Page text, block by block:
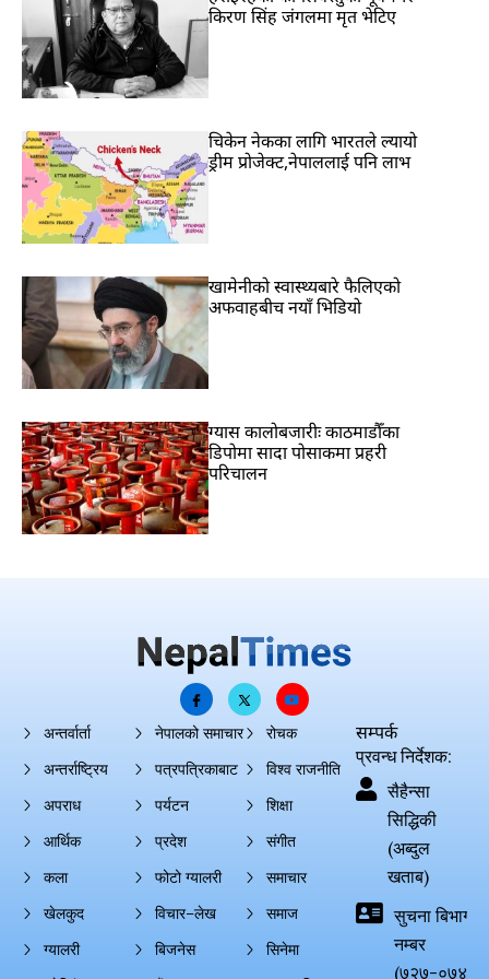
किरण सिंह जंगलमा मृत भेटिए
चिकेन नेकका लागि भारतले ल्यायो
ड्रीम प्रोजेक्ट,नेपाललाई पनि लाभ
खामेनीको स्वास्थ्यबारे फैलिएको
अफवाहबीच नयाँ भिडियो
ग्यास कालोबजारीः काठमाडौँका
डिपोमा सादा पोसाकमा प्रहरी
परिचालन
अन्तर्वार्ता
अन्तर्राष्ट्रिय
अपराध
आर्थिक
कला
खेलकुद
ग्यालरी
नेपालको समाचार
पत्रपत्रिकाबाट
पर्यटन
प्रदेश
फोटो ग्यालरी
विचार–लेख
बिजनेस
रोचक
विश्व राजनीति
शिक्षा
संगीत
समाचार
समाज
सिनेमा
सम्पर्क
प्रवन्ध निर्देशक:
सैहैन्सा
सिद्धिकी
(अब्दुल
खताब)
सुचना बिभाग
नम्बर
(७२७-०७४-